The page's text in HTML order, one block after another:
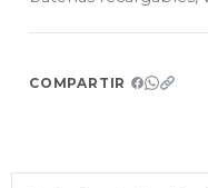
COMPARTIR